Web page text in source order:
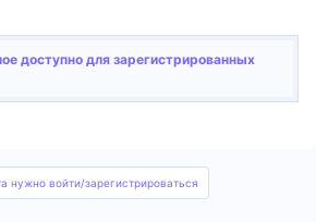
доступно для зарегистрированных
нужно войти/зарегистрироваться